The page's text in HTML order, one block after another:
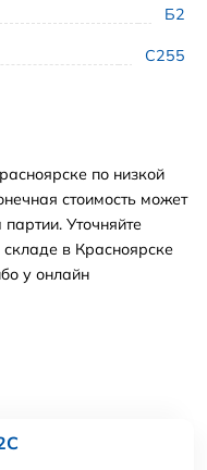
Б2
С255
по низкой
стоимость может
Уточняйте
в Красноярске
у онлайн